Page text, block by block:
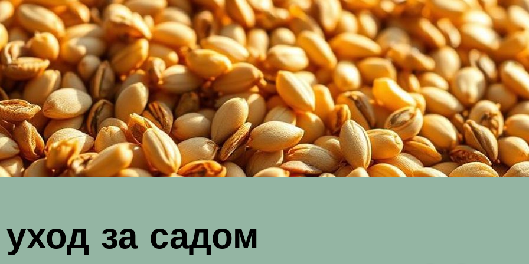
уход за садом